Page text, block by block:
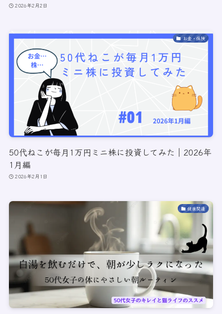
2026年2月2日
お金・保険
50代ねこが毎月1万円ミニ株に投資してみた｜2026年
1月編
2026年2月1日
健康関連